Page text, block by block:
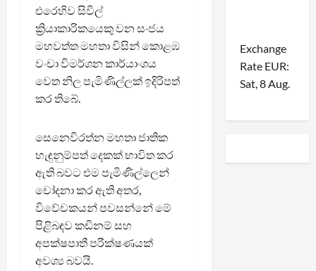
එරෙහිව සිවිල්
ක්‍රියාකාරිකයෙකු වන සංජය
මහවත්ත මහතා විසින් කොළඹ
වංචා විමර්ශන කාර්යාංශය
වෙත නිල පැමිණිල්ලක් ඉදිරිපත්
කර තිබේ.
සෙනෙවිරත්න මහතා ජාතික
හැඳුනුම්පත් දෙකක් භාවිත කර
ඇති බවට එම පැමිණිල්ලෙන්
චෝදනා කර ඇති අතර,
විවේචකයන් පවසන්නේ මේ
පිළිබඳව කඩිනම් සහ
අපක්ෂපාතී පරීක්ෂණයක්
අවශ්‍ය බවයි.
Exchange
Rate EUR:
Sat, 8 Aug.